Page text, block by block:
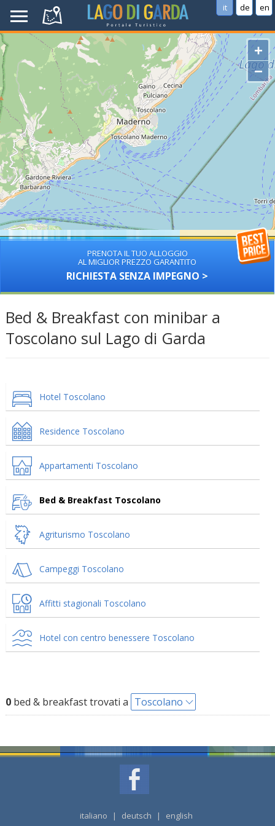
it de en
+
−
PRENOTA IL TUO ALLOGGIO
AL MIGLIOR PREZZO GARANTITO
RICHIESTA SENZA IMPEGNO >
Bed & Breakfast con minibar a
Toscolano sul Lago di Garda
Hotel Toscolano
Residence Toscolano
Appartamenti Toscolano
Bed & Breakfast Toscolano
Agriturismo Toscolano
Campeggi Toscolano
Affitti stagionali Toscolano
Hotel con centro benessere Toscolano
0bed & breakfast trovati a Toscolano
italiano | deutsch | english